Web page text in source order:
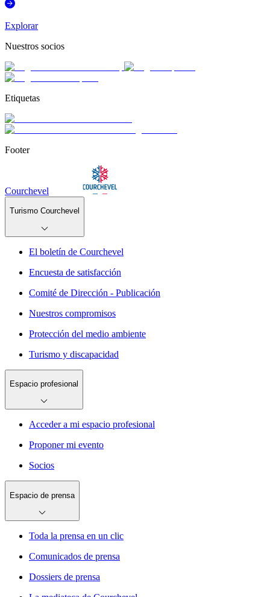
Explorar
Nuestros socios
Etiquetas
Footer
Courchevel
Turismo Courchevel
El boletín de Courchevel
Encuesta de satisfacción
Comité de Dirección - Publicación
Nuestros compromisos
Protección del medio ambiente
Turismo y discapacidad
Espacio profesional
Acceder a mi espacio profesional
Proponer mi evento
Socios
Espacio de prensa
Toda la prensa en un clic
Comunicados de prensa
Dossiers de prensa